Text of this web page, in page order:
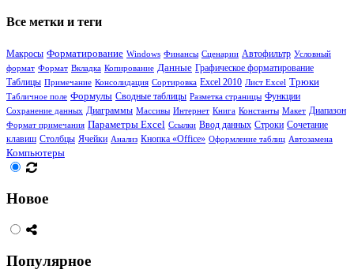
Все метки и теги
Макросы Форматирование Windows Финансы Сценарии Автофильтр Условный
формат Формат Вкладка Копирование Данные Графическое форматирование
Таблицы Примечание Консолидация Сортировка Excel 2010 Лист Excel Трюки
Табличное поле Формулы Сводные таблицы Разметка страницы Функции
Сохранение данных Диаграммы Массивы Интернет Книга Константы Макет Диапазон
Формат примечания Параметры Excel Ссылки Ввод данных Строки Сочетание
клавиш Столбцы Ячейки Анализ Кнопка «Office» Оформление таблиц Автозамена
Компьютеры
Новое
Популярное